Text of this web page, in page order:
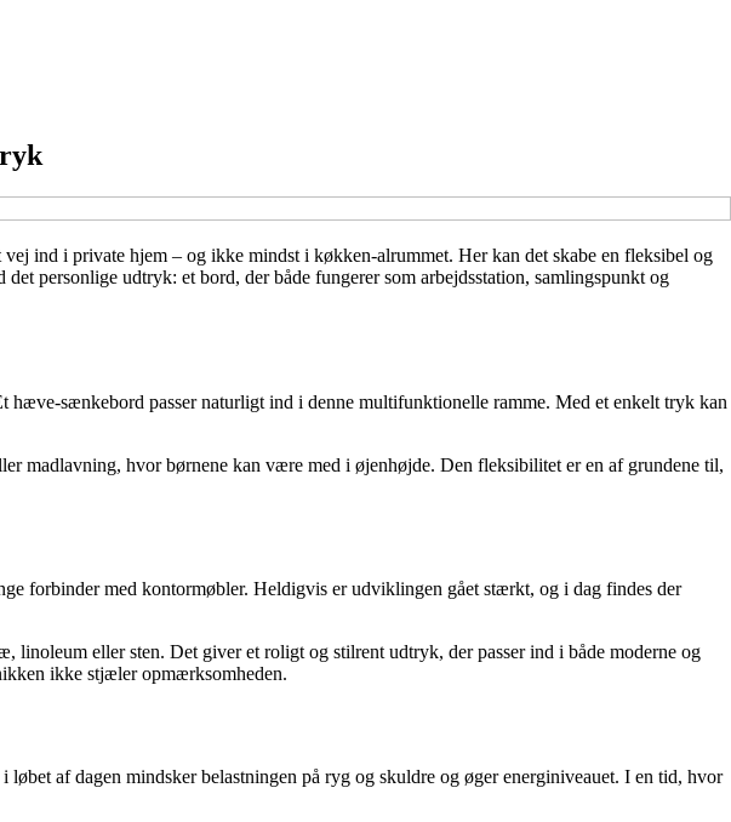
ind i private hjem – og ikke mindst i køkken-alrummet. Her kan det skabe en fleksibel og
personlige udtryk: et bord, der både fungerer som arbejdsstation, samlingspunkt og
sænkebord passer naturligt ind i denne multifunktionelle ramme. Med et enkelt tryk kan
madlavning, hvor børnene kan være med i øjenhøjde. Den fleksibilitet er en af grundene til,
forbinder med kontormøbler. Heldigvis er udviklingen gået stærkt, og i dag findes der
eller sten. Det giver et roligt og stilrent udtryk, der passer ind i både moderne og
ikke stjæler opmærksomheden.
af dagen mindsker belastningen på ryg og skuldre og øger energiniveauet. I en tid, hvor